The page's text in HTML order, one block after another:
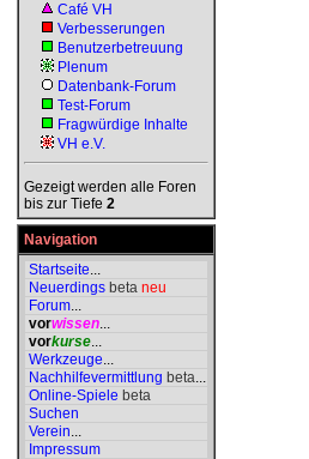
Café VH
Verbesserungen
Benutzerbetreuung
Plenum
Datenbank-Forum
Test-Forum
Fragwürdige Inhalte
VH e.V.
Gezeigt werden alle Foren
bis zur Tiefe 2
Navigation
Startseite...
Neuerdings beta neu
Forum...
vorwissen...
vorkurse...
Werkzeuge...
Nachhilfevermittlung beta...
Online-Spiele beta
Suchen
Verein...
Impressum